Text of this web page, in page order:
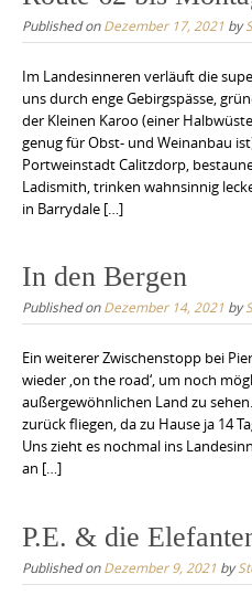
Published onDezember 17, 2021 by
Im Landesinneren verläuft die
uns durch enge Gebirgspässe,
der Kleinen Karoo (einer
genug für Obst- und Weinanbau
Portweinstadt Calitzdorp,
Ladismith, trinken wahnsinnig
in Barrydale […]
In den Bergen
Published onDezember 14, 2021 by
Ein weiterer Zwischenstopp bei
wieder ‚on the road‘, um noch
außergewöhnlichen Land zu
zurück fliegen, da zu Hause ja 14
Uns zieht es nochmal ins
an […]
P.E. & die
Published onDezember 9, 2021 by